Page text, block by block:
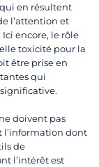
en résultent
l’attention et
encore, le rôle
toxicité pour la
être prise en
qui
doivent pas
l’information dont
de
l’intérêt est